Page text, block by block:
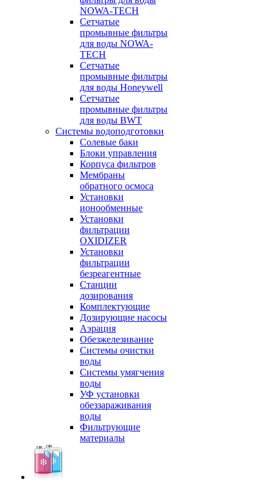
NOWA-TECH
Сетчатые
промывные фильтры
для воды NOWA-
TECH
Сетчатые
промывные фильтры
для воды Honeywell
Сетчатые
промывные фильтры
для воды BWT
Системы водоподготовки
Солевые баки
Блоки управления
Корпуса фильтров
Мембраны
обратного осмоса
Установки
ионообменные
Установки
фильтрации
OXIDIZER
Установки
фильтрации
безреагентные
Станции
дозирования
Комплектующие
Дозирующие насосы
Аэрация
Обезжелезивание
Системы очистки
воды
Системы умягчения
воды
УФ установки
обеззараживания
воды
Фильтрующие
материалы